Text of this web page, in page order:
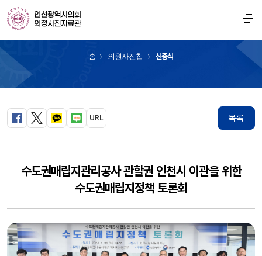
홈 의원사진첩 신충식
페이스북
트위터카카오톡블로그
URL 목록
수도권매립지관리공사 관할권 인천시 이관을 위한
수도권매립지정책 토론회